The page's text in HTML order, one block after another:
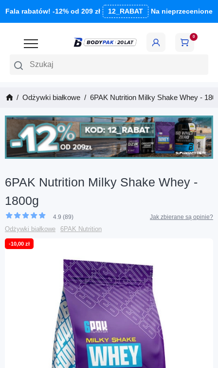
Fala rabatów! -12% od 209 zł 12_RABAT Na nieprzecenione
Szukaj
0
Odżywki białkowe 6PAK Nutrition Milky Shake Whey -
6PAK Nutrition Milky Shake Whey -
1800g
4.9 (89) Jak zbierane są opinie?
Odżywki białkowe 6PAK Nutrition
-10,00 zł